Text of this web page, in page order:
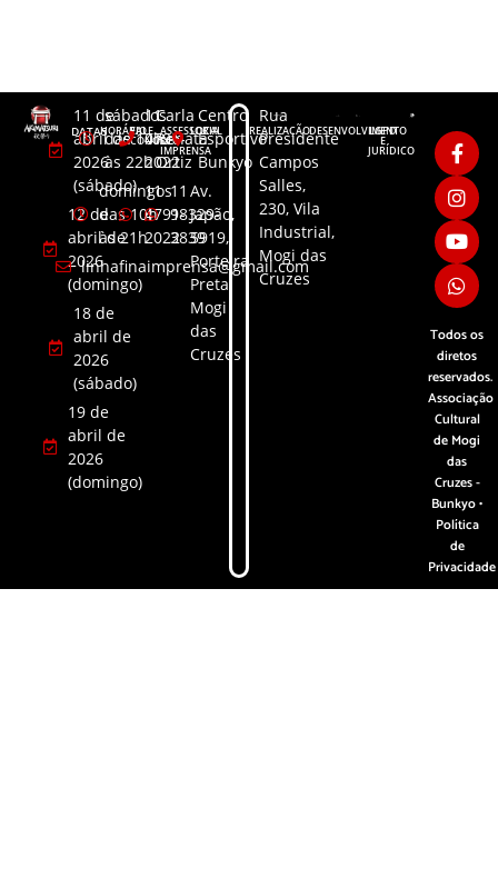
DATAS
11 de
abril de
2026
(sábado)
12 de
abril de
2026
(domingo)
18 de
abril de
2026
(sábado)
19 de
abril de
2026
(domingo)
HORÁRIO
sábados
das 10h
às 22h
domingos
das 10h
às 21h
FALE
CONOSCO
11
4791-
2022
11
4791-
2022
ASSESSORIA
DE
IMPRENSA
Carla
Renata
Ortiz
11
98329-
3839​
linhafinaimprensa@gmail.com
LOCAL
Centro
Esportivo
Bunkyo
Av.
Japão,
5919,
Porteira
Preta,
Mogi
das
Cruzes
REALIZAÇÃO
Rua
Presidente
Campos
Salles,
230, Vila
Industrial,
Mogi das
Cruzes
DESENVOLVIMENTO
LGPD
E
JURÍDICO
Todos os
diretos
reservados.
Associação
Cultural
de Mogi
das
Cruzes -
Bunkyo •
Política
de
Privacidade